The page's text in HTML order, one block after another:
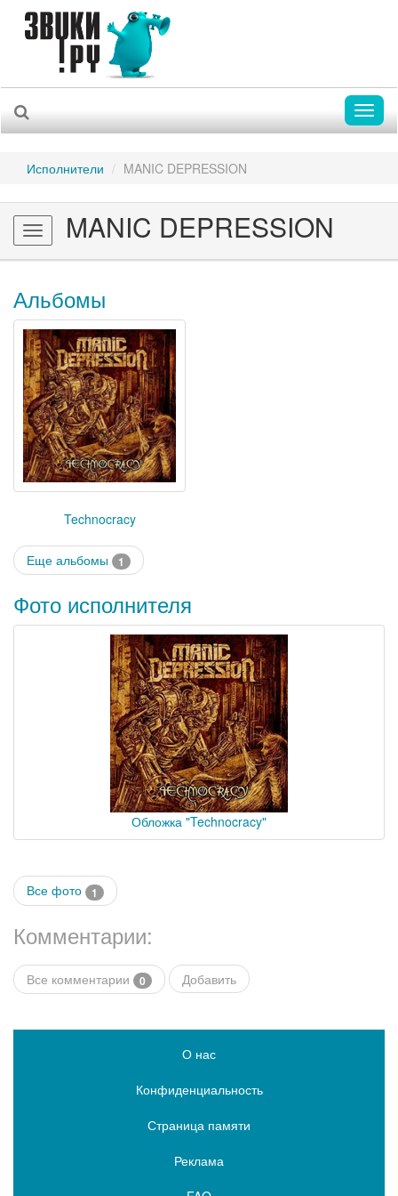
Исполнители MANIC DEPRESSION
Toggle
navigation
MANIC DEPRESSION
Альбомы
Technocracy
Еще альбомы 1
Фото исполнителя
Обложка "Technocracy"
Все фото 1
Комментарии:
Все комментарии 0 Добавить
О нас
Конфиденциальность
Страница памяти
Реклама